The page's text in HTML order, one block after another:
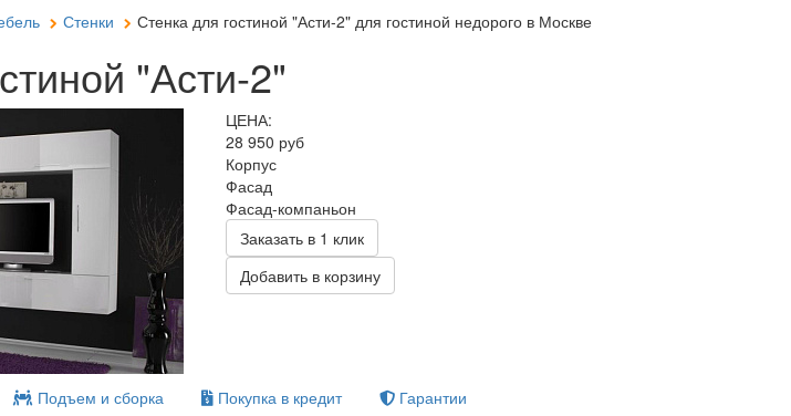
Стенки Стенка для гостиной "Асти-2" для гостиной недорого в Москве
"Асти-2"
ЦЕНА:
28 950 руб
Корпус
Фасад
Фасад-компаньон
Заказать в 1 клик
Добавить в корзину
Подъем и сборка Покупка в кредит
Гарантии